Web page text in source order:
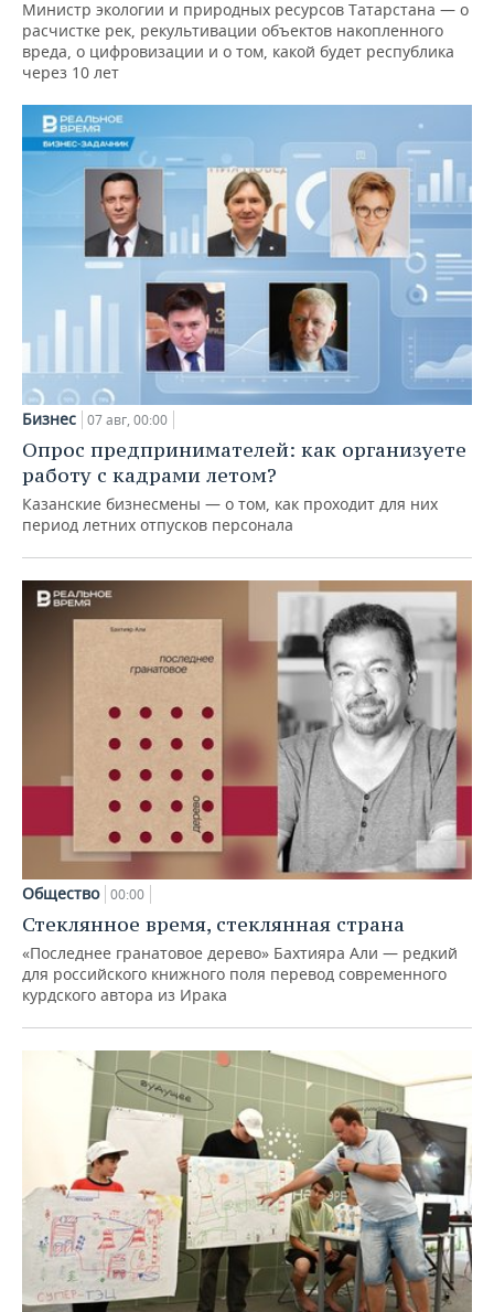
Министр экологии и природных ресурсов Татарстана — о
расчистке рек, рекультивации объектов накопленного
вреда, о цифровизации и о том, какой будет республика
через 10 лет
Бизнес 07 авг, 00:00
Опрос предпринимателей: как организуете
работу с кадрами летом?
Казанские бизнесмены — о том, как проходит для них
период летних отпусков персонала
Общество 00:00
Стеклянное время, стеклянная страна
«Последнее гранатовое дерево» Бахтияра Али — редкий
для российского книжного поля перевод современного
курдского автора из Ирака